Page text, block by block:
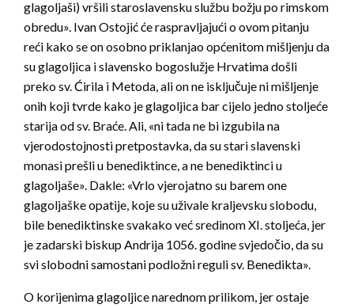
glagoljaši) vršili staroslavensku službu božju po rimskom
obredu». Ivan Ostojić će raspravljajući o ovom pitanju
reći kako se on osobno priklanjao općenitom mišljenju da
su glagoljica i slavensko bogoslužje Hrvatima došli
preko sv. Ćirila i Metoda, ali on ne isključuje ni mišljenje
onih koji tvrde kako je glagoljica bar cijelo jedno stoljeće
starija od sv. Braće. Ali, «ni tada ne bi izgubila na
vjerodostojnosti pretpostavka, da su stari slavenski
monasi prešli u benediktince, a ne benediktinci u
glagoljaše». Dakle: «Vrlo vjerojatno su barem one
glagoljaške opatije, koje su uživale kraljevsku slobodu,
bile benediktinske svakako već sredinom XI. stoljeća, jer
je zadarski biskup Andrija 1056. godine svjedočio, da su
svi slobodni samostani podložni reguli sv. Benedikta».
O korijenima glagoljice narednom prilikom, jer ostaje